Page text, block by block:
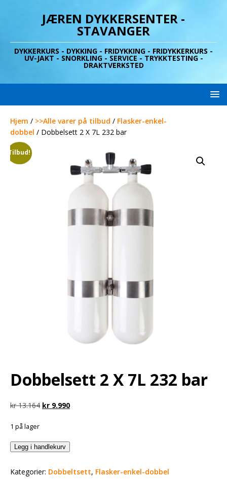
JÆREN DYKKERSENTER -
STAVANGER
DYKKERKURS - DYKKING - FRIDYKKING - FRIDYKKERKURS -
UV-JAKT - SNORKLING - SERVICE - TRYKKTESTING -
DRAKTVERKSTED
Hjem / >>Alle varer på tilbud / Flasker-enkel-
dobbel / Dobbelsett 2 X 7L 232 bar
Tilbud!
Dobbelsett 2 X 7L 232 bar
kr13.164 kr 9.990
1 på lager
Legg i handlekurv
Kategorier: Dobbeltsett, Flasker-enkel-dobbel